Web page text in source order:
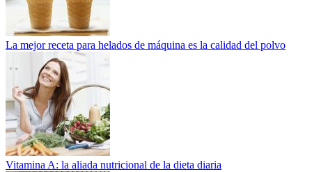
La mejor receta para helados de máquina es la calidad del polvo
Vitamina A: la aliada nutricional de la dieta diaria